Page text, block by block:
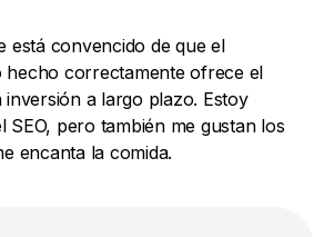
está convencido de que el
hecho correctamente ofrece el
a largo plazo. Estoy
SEO, pero también me gustan los
encanta la comida.